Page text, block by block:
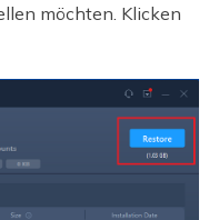
möchten. Klicken